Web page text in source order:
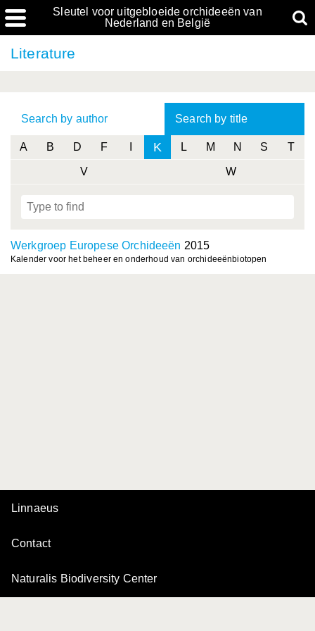
Sleutel voor uitgebloeide orchideeën van
Nederland en België
Literature
Search by author Search by title
A B D F K L M N S T
V W
Werkgroep Europese Orchideeën 2015
Kalender voor het beheer en onderhoud van orchideeënbiotopen
Linnaeus
Contact
Naturalis Biodiversity Center